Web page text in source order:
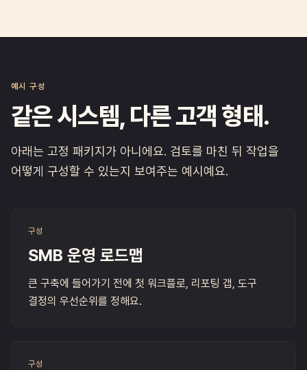
예시 구성
같은 시스템, 다른 고객 형태.
아래는 고정 패키지가 아니에요. 검토를 마친 뒤 작업을
어떻게 구성할 수 있는지 보여주는 예시예요.
구성
SMB 운영 로드맵
큰 구축에 들어가기 전에 첫 워크플로, 리포팅 갭, 도구
결정의 우선순위를 정해요.
구성